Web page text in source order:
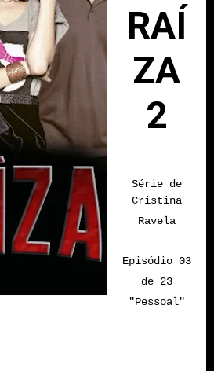
RAÍ
ZA
2
Série de
Cristina
Ravela
Episódio 03
de 23
"Pessoal"